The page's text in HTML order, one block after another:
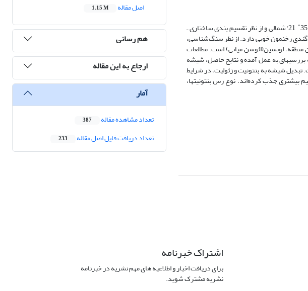
منطقة مورد مطالعه در محدوده معلمان، درجنوب باختر چارگوش ترود، در طول جغرافیایی 54˚ 30' تا 54˚ 39' خاوری و عرض 35˚ 18' تا 35˚ 21' شمالی و از نظر تقسیم بندی ساختاری ـ
رخنمون خوبی دارد. از نظر سنگ‌شناسی،
لوتسین(ائوسن میانی) است. مطالعات
بررسیهای به عمل آمده و نتایج حاصل، شیشه
تبدیل شیشه به بنتونیت و زئولیت، در شرایط
بیشتری جذب کرده‌اند. نوع رس بنتونیتها،
اصل مقاله
1.15 M
هم رسانی
ارجاع به این مقاله
آمار
تعداد مشاهده مقاله 387
تعداد دریافت فایل اصل مقاله 233
اشتراک خبرنامه
برای دریافت اخبار و اطلاعیه های مهم نشریه در خبرنامه
نشریه مشترک شوید.